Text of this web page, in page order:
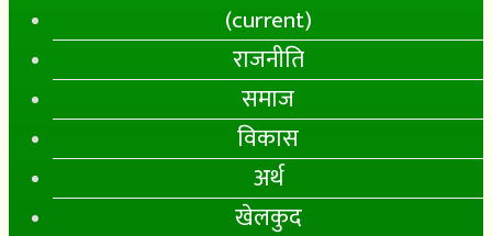
(current)
राजनीति
समाज
विकास
अर्थ
खेलकुद